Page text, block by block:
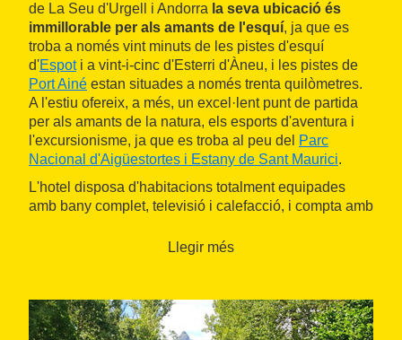
de La Seu d'Urgell i Andorra la seva ubicació és
immillorable per als amants de l'esquí, ja que es
troba a només vint minuts de les pistes d'esquí
d'Espoti a vint-i-cinc d'Esterri d'Àneu, i les pistes de
Port Ainé estan situades a només trenta quilòmetres.
A l'estiu ofereix, a més, un excel·lent punt de partida
per als amants de la natura, els esports d'aventura i
l'excursionisme, ja que es troba al peu del Parc
Nacional d'Aigüestortes i Estany de Sant Maurici.
L'hotel disposa d'habitacions totalment equipades
amb bany complet, televisió i calefacció, i compta amb
bàsquet i petanca. A més, compta amb un restaurant
Llegir més